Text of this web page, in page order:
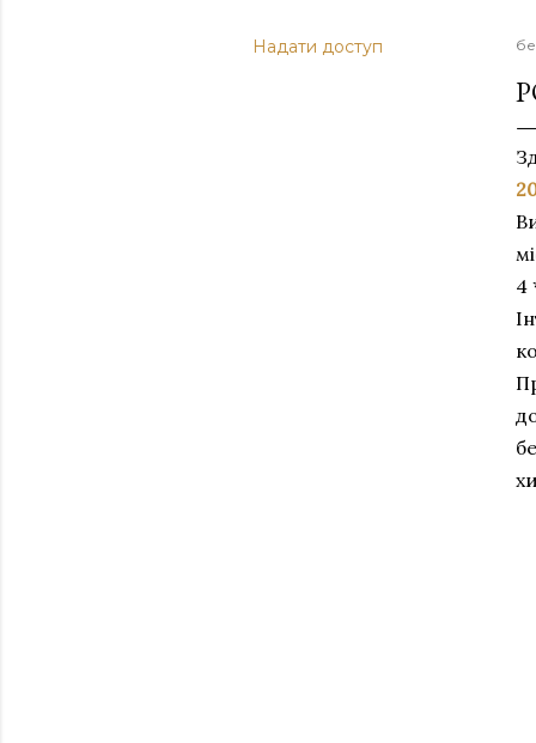
Надати доступ
4